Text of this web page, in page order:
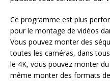
Ce programme est plus
pour le montage de vidéos
Vous pouvez monter des
toutes les caméras, dans
le 4K, vous pouvez monter
même monter des formats